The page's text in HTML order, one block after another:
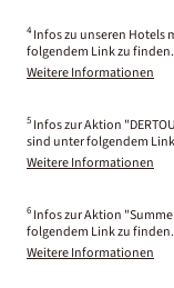
4 Infos zu unseren Hotels
folgendem Link zu finden.
Weitere Informationen
5 Infos zur Aktion
sind unter folgendem
Weitere Informationen
6 Infos zur Aktion
folgendem Link zu finden.
Weitere Informationen